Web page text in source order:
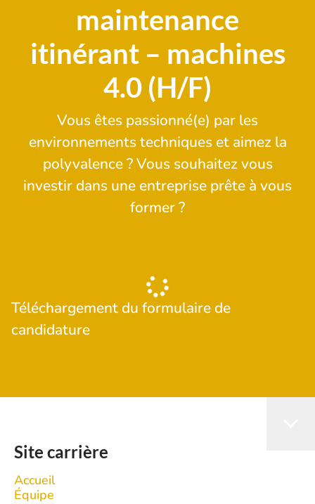
maintenance
itinérant – machines
4.0 (H/F)
Vous êtes passionné(e) par les
environnements techniques et aimez la
polyvalence ? Vous souhaitez vous
investir dans une entreprise prête à vous
former ?
Téléchargement du formulaire de
candidature
Site carrière
Accueil
Équipe